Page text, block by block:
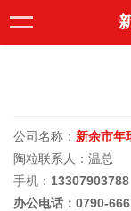
公司名称： 新余市年
陶粒联系人：温总
手机： 13307903788
办公电话：0790-